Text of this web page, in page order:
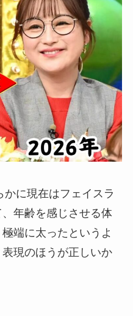
に現在はフェイスラ
年齢を感じさせる体
端に太ったというよ
現のほうが正しいか